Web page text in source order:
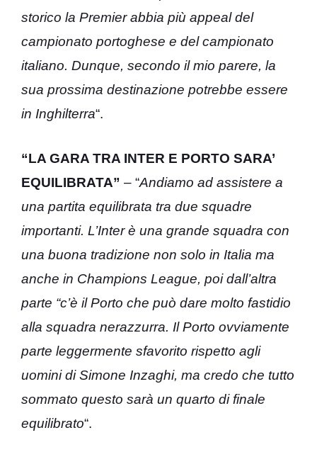
storico la Premier abbia più appeal del
campionato portoghese e del campionato
italiano. Dunque, secondo il mio parere, la
sua prossima destinazione potrebbe essere
in Inghilterra“.
“LA GARA TRA INTER E PORTO SARA’
EQUILIBRATA” – “Andiamo ad assistere a
una partita equilibrata tra due squadre
importanti. L’Inter è una grande squadra con
una buona tradizione non solo in Italia ma
anche in Champions League, poi dall’altra
parte “c’è il Porto che può dare molto fastidio
alla squadra nerazzurra. Il Porto ovviamente
parte leggermente sfavorito rispetto agli
uomini di Simone Inzaghi, ma credo che tutto
sommato questo sarà un quarto di finale
equilibrato“.